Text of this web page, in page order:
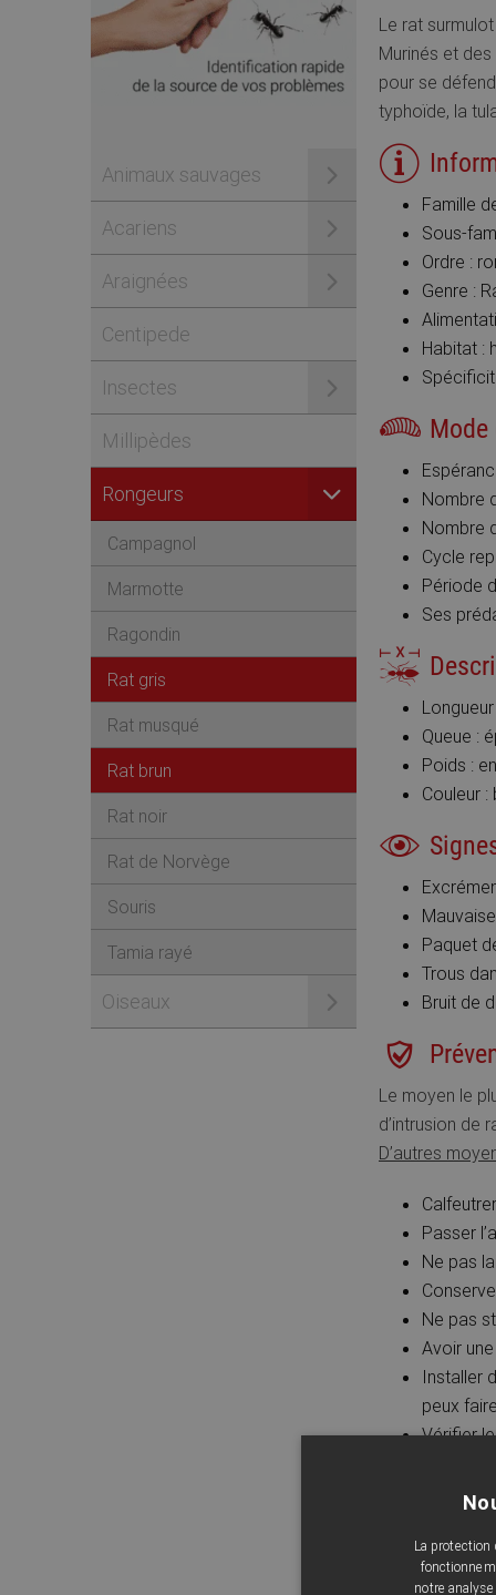
Le rat
Murinés et
pour se
typhoïde, la
Famille
Sous-
Ordre :
Genre :
Habitat :
Mode
Nombre
Nombre
Cycle
Période
Ses
Queue :
Poids :
Couleur
Paquet
Trous
Bruit de
Le moyen le
d’intrusion de
D’autres
Passer
Ne pas
Ne pas
Avoir
Installer
peux
Vérifier
de place)
Animaux sauvages
Acariens
Araignées
Centipede
Insectes
Millipèdes
Rongeurs
Campagnol
Marmotte
Ragondin
Rat gris
Rat musqué
Rat brun
Rat noir
Rat de Norvège
Souris
Tamia rayé
Oiseaux
La
notre